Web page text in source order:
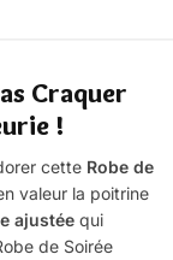
Craquer
!
cette Robe de
valeur la poitrine
ajustée qui
de Soirée